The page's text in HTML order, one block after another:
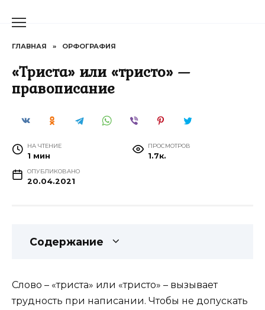
ГЛАВНАЯ » ОРФОГРАФИЯ
«Триста» или «тристо» —
правописание
НА ЧТЕНИЕ
1 мин
ПРОСМОТРОВ
1.7к.
ОПУБЛИКОВАНО
20.04.2021
Содержание
Слово – «триста» или «тристо» – вызывает
трудность при написании. Чтобы не допускать